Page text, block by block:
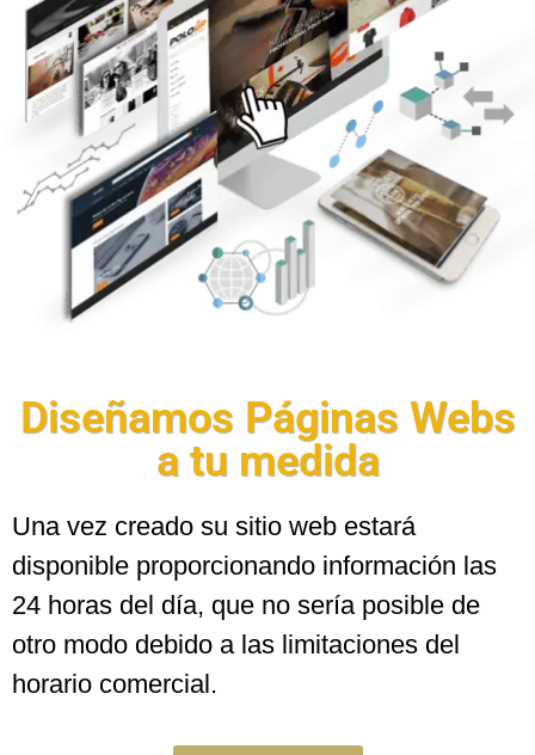
Diseñamos Páginas Webs
a tu medida
Una vez creado su sitio web estará
disponible proporcionando información las
24 horas del día, que no sería posible de
otro modo debido a las limitaciones del
horario comercial.